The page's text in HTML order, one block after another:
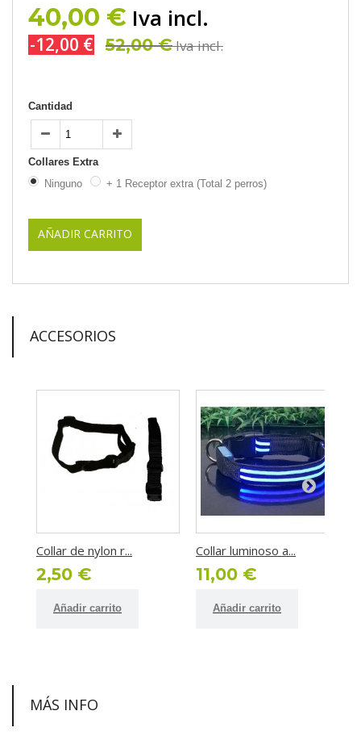
40,00 € Iva incl.
-12,00 € 52,00 €Iva incl.
Cantidad
Collares Extra
Ninguno
+ 1 Receptor extra (Total 2 perros)
AÑADIR CARRITO
ACCESORIOS
Collar de nylon r...
2,50 €
Añadir carrito
Collar luminoso a...
11,00 €
Añadir carrito
MÁS INFO